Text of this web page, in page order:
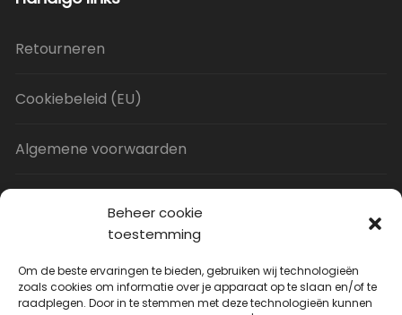
Beheer cookie
toestemming
Om de beste ervaringen te bieden, gebruiken wij technologieën
zoals cookies om informatie over je apparaat op te slaan en/of te
raadplegen. Door in te stemmen met deze technologieën kunnen
Retourneren
Cookiebeleid (EU)
Algemene voorwaarden
Uitverkoop